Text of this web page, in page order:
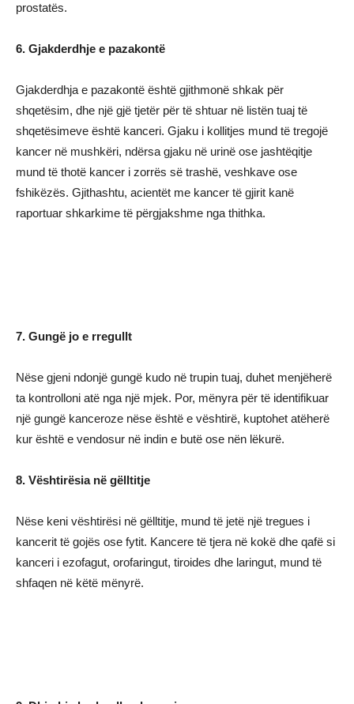
prostatës.
6. Gjakderdhje e pazakontë
Gjakderdhja e pazakontë është gjithmonë shkak për
shqetësim, dhe një gjë tjetër për të shtuar në listën tuaj të
shqetësimeve është kanceri. Gjaku i kollitjes mund të tregojë
kancer në mushkëri, ndërsa gjaku në urinë ose jashtëqitje
mund të thotë kancer i zorrës së trashë, veshkave ose
fshikëzës. Gjithashtu, acientët me kancer të gjirit kanë
raportuar shkarkime të përgjakshme nga thithka.
7. Gungë jo e rregullt
Nëse gjeni ndonjë gungë kudo në trupin tuaj, duhet menjëherë
ta kontrolloni atë nga një mjek. Por, mënyra për të identifikuar
një gungë kanceroze nëse është e vështirë, kuptohet atëherë
kur është e vendosur në indin e butë ose nën lëkurë.
8. Vështirësia në gëlltitje
Nëse keni vështirësi në gëlltitje, mund të jetë një tregues i
kancerit të gojës ose fytit. Kancere të tjera në kokë dhe qafë si
kanceri i ezofagut, orofaringut, tiroides dhe laringut, mund të
shfaqen në këtë mënyrë.